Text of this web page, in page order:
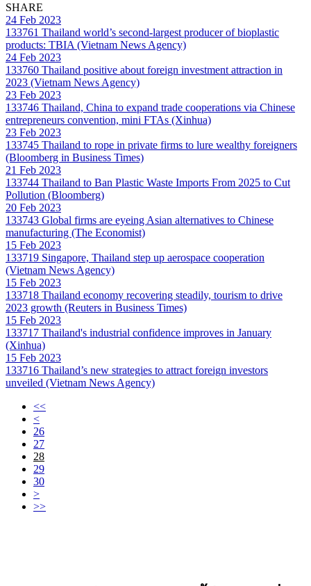
SHARE
24 Feb 2023
133761 Thailand world’s second-largest producer of bioplastic
products: TBIA (Vietnam News Agency)
24 Feb 2023
133760 Thailand positive about foreign investment attraction in
2023 (Vietnam News Agency)
23 Feb 2023
133746 Thailand, China to expand trade cooperations via Chinese
entrepreneurs convention, mini FTAs (Xinhua)
23 Feb 2023
133745 Thailand to rope in private firms to lure wealthy foreigners
(Bloomberg in Business Times)
21 Feb 2023
133744 Thailand to Ban Plastic Waste Imports From 2025 to Cut
Pollution (Bloomberg)
20 Feb 2023
133743 Global firms are eyeing Asian alternatives to Chinese
manufacturing (The Economist)
15 Feb 2023
133719 Singapore, Thailand step up aerospace cooperation
(Vietnam News Agency)
15 Feb 2023
133718 Thailand economy recovering steadily, tourism to drive
2023 growth (Reuters in Business Times)
15 Feb 2023
133717 Thailand's industrial confidence improves in January
(Xinhua)
15 Feb 2023
133716 Thailand’s new strategies to attract foreign investors
unveiled (Vietnam News Agency)
<<
<
26
27
28
29
30
>
>>